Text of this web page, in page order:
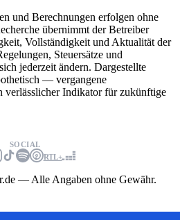
und Berechnungen erfolgen ohne
übernimmt der Betreiber
Vollständigkeit und Aktualität der
Steuersätze und
jederzeit ändern. Dargestellte
— vergangene
verlässlicher Indikator für zukünftige
SOCIAL
RTL+
— Alle Angaben ohne Gewähr.